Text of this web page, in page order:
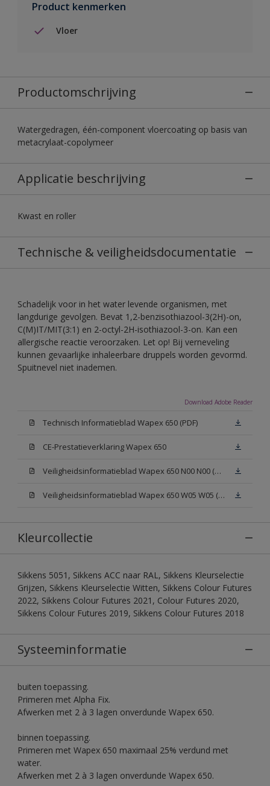
Product kenmerken
Vloer
Productomschrijving
Watergedragen, één-component vloercoating op basis van
metacrylaat-copolymeer
Applicatie beschrijving
Kwast en roller
Technische & veiligheidsdocumentatie
Schadelijk voor in het water levende organismen, met
langdurige gevolgen. Bevat 1,2-benzisothiazool-3(2H)-on,
C(M)IT/MIT(3:1) en 2-octyl-2H-isothiazool-3-on. Kan een
allergische reactie veroorzaken. Let op! Bij verneveling
kunnen gevaarlijke inhaleerbare druppels worden gevormd.
Spuitnevel niet inademen.
Download Adobe Reader
Technisch Informatieblad Wapex 650 (PDF)
CE-Prestatieverklaring Wapex 650
Veiligheidsinformatieblad Wapex 650 N00 N00 (MSDS)
Veiligheidsinformatieblad Wapex 650 W05 W05 (MSDS)
Kleurcollectie
Sikkens 5051, Sikkens ACC naar RAL, Sikkens Kleurselectie
Grijzen, Sikkens Kleurselectie Witten, Sikkens Colour Futures
2022, Sikkens Colour Futures 2021, Colour Futures 2020,
Sikkens Colour Futures 2019, Sikkens Colour Futures 2018
Systeeminformatie
buiten toepassing.
Primeren met Alpha Fix.
Afwerken met 2 à 3 lagen onverdunde Wapex 650.
binnen toepassing.
Primeren met Wapex 650 maximaal 25% verdund met
water.
Afwerken met 2 à 3 lagen onverdunde Wapex 650.